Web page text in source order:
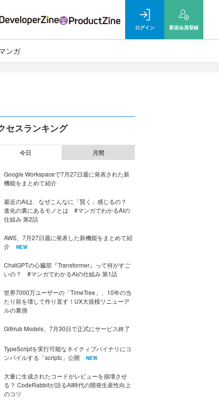
ログイン 新規会員登録
ンガ
セスランキング
今日 月間
Google Workspaceで7月27日週に発表された新
機能をまとめて紹介
最近のAIは、なぜこんなに「賢く」感じるの？
進化の裏にあるモノとは #マンガでわかるAIの
仕組み 第2話
AWS、7月27日週に発表した新機能をまとめて紹
介
NEW
ChatGPTの心臓部『Transformer』って何がすご
いの？ #マンガでわかるAIの仕組み 第1話
世界7000万ユーザーの「TimeTree」、10年の当
たり前を壊して作り直す！UX大規模リニューア
ルの裏側
GitHub Models、7月30日で正式にサービス終了
TypeScriptを実行可能なネイティブバイナリにコ
ンパイルする「scriptc」公開
NEW
大量に生成されたコードがレビューを崩壊させ
る？ CodeRabbitが語るAI時代の開発生産性向上
のコツ